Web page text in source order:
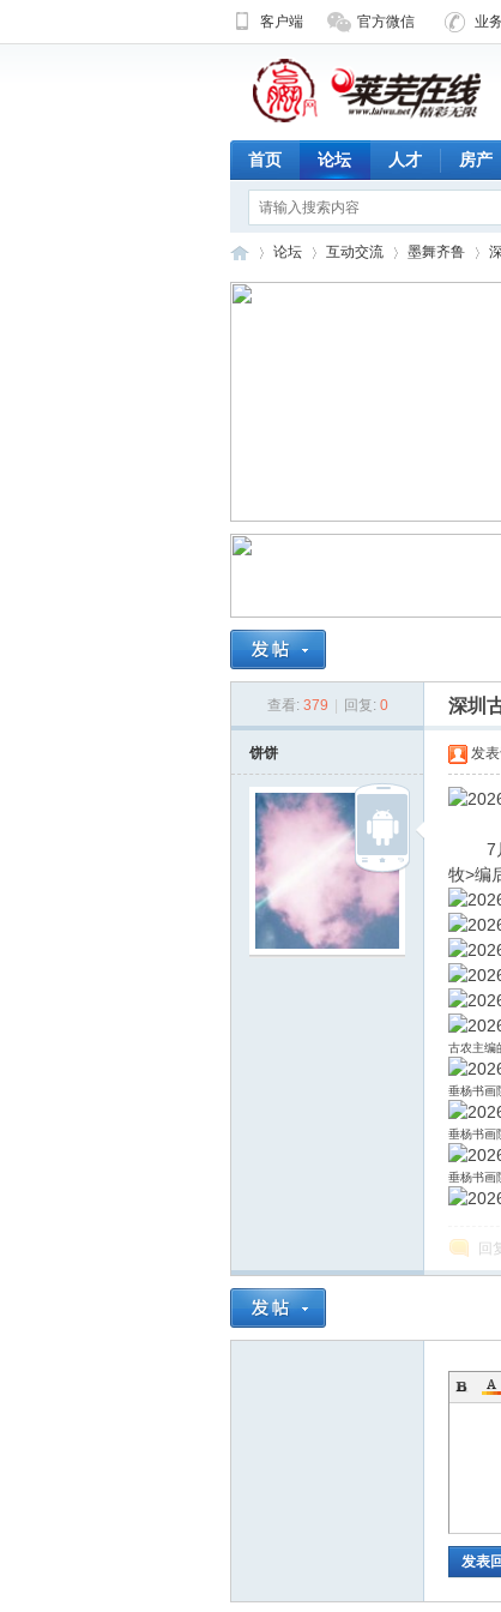
客户端 官方微信 业
首页 论坛 人才 房产
论坛 互动交流 墨舞齐鲁
查看: 379 回复: 0 深圳
饼饼 发
7月1
牧>编
古农主编
垂杨书画
垂杨书画
垂杨书画
回
发表